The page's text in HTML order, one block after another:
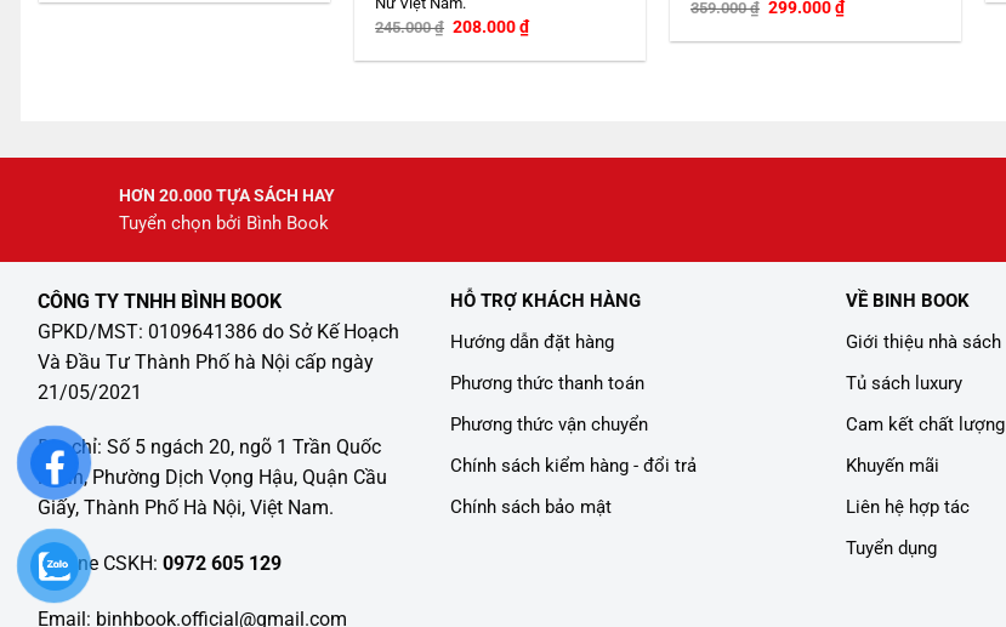
245.000₫ Giá
là:
208.000₫Giá
hiện
tại
359.000₫ Giá
là:
299.000₫Giá
hiện
tại
HƠN 20.000 TỰA SÁCH HAY
Tuyển chọn bởi Bình Book
CÔNG TY TNHH BÌNH BOOK
GPKD/MST: 0109641386 do Sở Kế Hoạch
Và Đầu Tư Thành Phố hà Nội cấp ngày
21/05/2021
Địa chỉ: Số 5 ngách 20, ngõ 1 Trần Quốc
Hoàn, Phường Dịch Vọng Hậu, Quận Cầu
Giấy, Thành Phố Hà Nội, Việt Nam.
Hotline CSKH: 0972 605 129
Email: binhbook.official@gmail.com
HỖ TRỢ KHÁCH HÀNG
Hướng dẫn đặt hàng
Phương thức thanh toán
Phương thức vận chuyển
Chính sách kiểm hàng - đổi trả
Chính sách bảo mật
VỀ BINH BOOK
Giới thiệu nhà sách
Tủ sách luxury
Cam kết chất lượng
Khuyến mãi
Liên hệ hợp tác
Tuyển dụng